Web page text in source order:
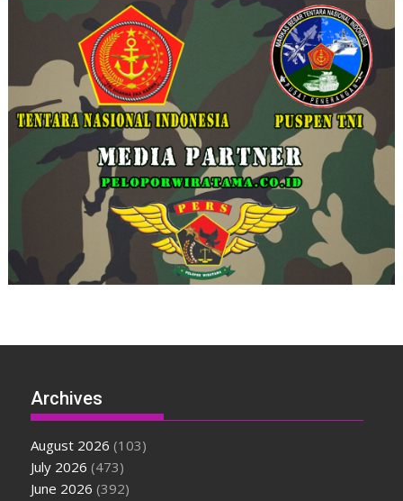
Archives
August 2026 (103)
July 2026 (473)
June 2026 (392)